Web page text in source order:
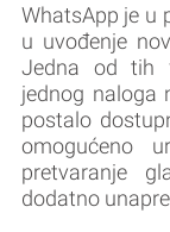
WhatsApp je u
u uvođenje
Jedna od tih
jednog naloga
postalo
omogućeno
pretvaranje
dodatno